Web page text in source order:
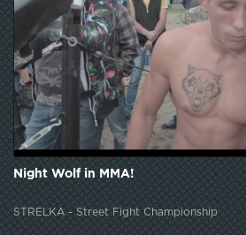
Night Wolf in MMA!
STRELKA - Street Fight Championship